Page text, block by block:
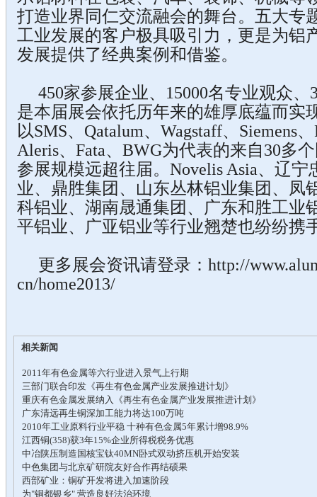
打造业界同仁交流融会的舞台。五大专
工业发展的客户极具吸引力，更是为铝
发展提供了经典案例和借鉴。
450家参展企业、15000名专业观众、
是本届展会依托历年来的雄厚底蕴而实
以SMS、Qatalum、Wagstaff、Siemens
Aleris、Fata、BWG为代表的来自30多
参展规模远超往届。Novelis Asia、辽
业、鼎胜集团、山东丛林铝业集团、凤
科铝业、湖南晟通集团、广东和胜工业
平铝业、广亚铝业等行业翘楚也纷纷携
更多展会资讯请登录：http://
cn/home2013/
相关新闻